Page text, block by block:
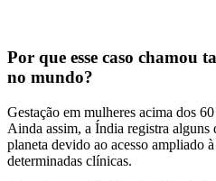
Por que esse caso chamou
no mundo?
Gestação em mulheres acima dos
Ainda assim, a Índia registra alguns
planeta devido ao acesso ampliado
determinadas clínicas.